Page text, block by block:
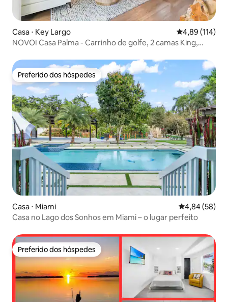
Casa ⋅ Key Largo 4,89 de uma
4,89 (114)
NOVO! Casa Palma - Carrinho de golfe, 2 camas King,
Preferido dos hóspedes
Preferido dos hóspedes
Casa ⋅ Miami 4,84 de uma
4,84 (58)
Casa no Lago dos Sonhos em Miami – o lugar perfeito
Preferido dos hóspedes
Preferido dos hóspedes